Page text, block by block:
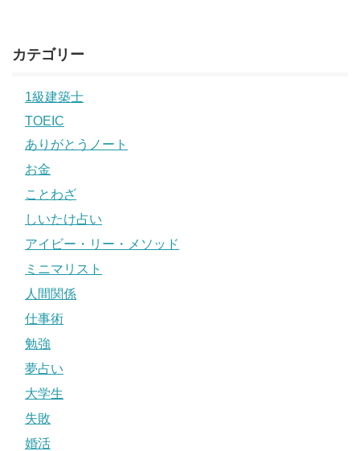
カテゴリー
1級建築士
TOEIC
ありがとうノート
お金
ことわざ
しいたけ占い
アイビー・リー・メソッド
ミニマリスト
人間関係
仕事術
勉強
夢占い
大学生
失敗
婚活